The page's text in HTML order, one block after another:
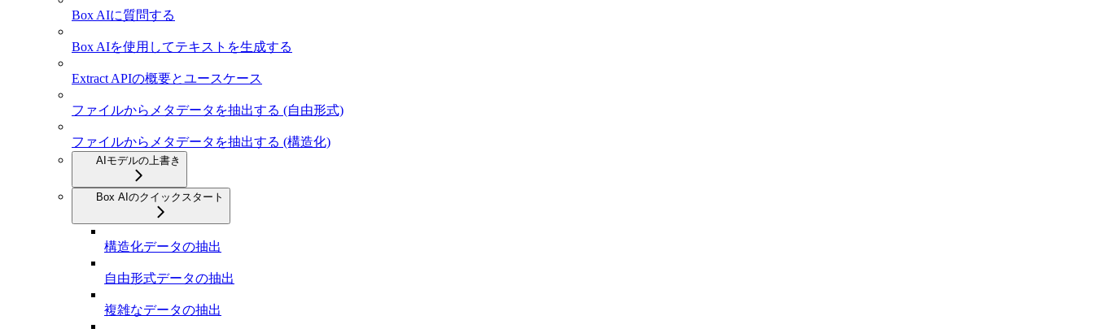
Box AIに質問する
Box AIを使用してテキストを生成する
Extract APIの概要とユースケース
ファイルからメタデータを抽出する (自由形式)
ファイルからメタデータを抽出する (構造化)
AIモデルの上書き
Box AIのクイックスタート
構造化データの抽出
自由形式データの抽出
複雑なデータの抽出